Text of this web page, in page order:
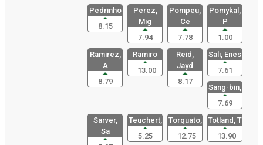
Pedrinho
8.15
Perez,
Mig
7.94
Pompeu,
Ce
7.78
Pomykal,
P
1.00
Ramirez,
A
8.79
Ramiro
13.00
Reid,
Jayd
8.17
Sali, Enes
7.61
Sang-bin,
7.69
Sarver,
Sa
Teuchert,
5.25
Torquato,
12.75
Totland, T
13.90